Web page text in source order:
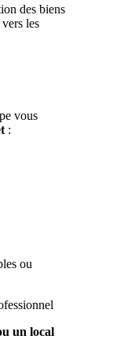
des biens
les
vous
:
ou
un local